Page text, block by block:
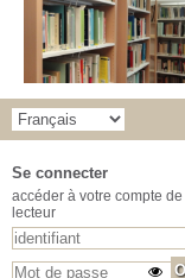
Se connecter
accéder à votre compte de
lecteur